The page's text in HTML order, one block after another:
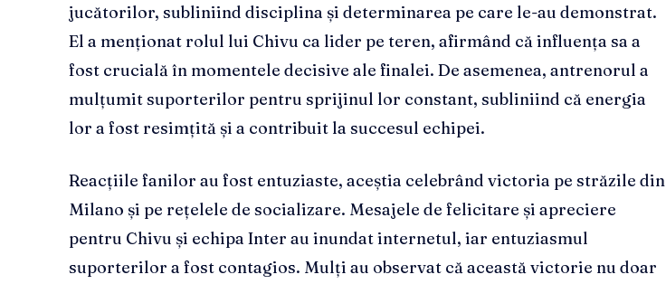
jucătorilor, subliniind disciplina și determinarea pe care le-au demonstrat.
El a menționat rolul lui Chivu ca lider pe teren, afirmând că influența sa a
fost crucială în momentele decisive ale finalei. De asemenea, antrenorul a
mulțumit suporterilor pentru sprijinul lor constant, subliniind că energia
lor a fost resimțită și a contribuit la succesul echipei.
Reacțiile fanilor au fost entuziaste, aceștia celebrând victoria pe străzile din
Milano și pe rețelele de socializare. Mesajele de felicitare și apreciere
pentru Chivu și echipa Inter au inundat internetul, iar entuziasmul
suporterilor a fost contagios. Mulți au observat că această victorie nu doar